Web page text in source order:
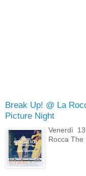
Break Up! @ La
Picture Night
Venerdì 13
Rocca The